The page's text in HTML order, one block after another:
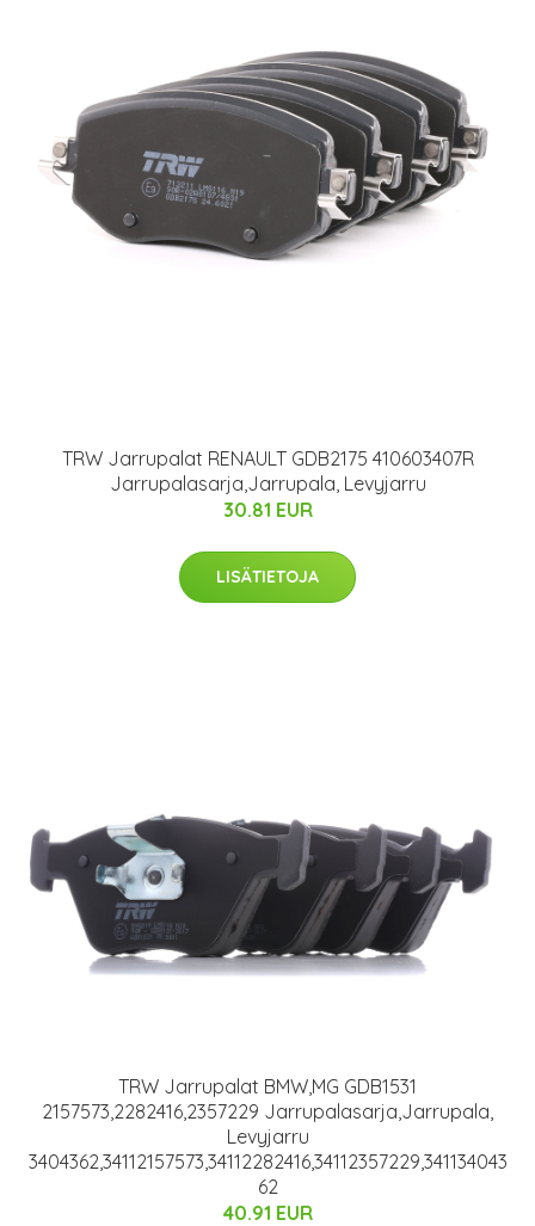
TRW Jarrupalat RENAULT GDB2175 410603407R
Jarrupalasarja,Jarrupala, Levyjarru
30.81 EUR
LISÄTIETOJA
TRW Jarrupalat BMW,MG GDB1531
2157573,2282416,2357229 Jarrupalasarja,Jarrupala,
Levyjarru
3404362,34112157573,34112282416,34112357229,341134043
62
40.91 EUR